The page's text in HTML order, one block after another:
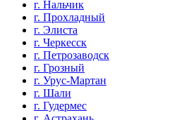
г. Нальчик
г. Прохладный
г. Элиста
г. Черкесск
г. Петрозаводск
г. Грозный
г. Урус-Мартан
г. Шали
г. Гудермес